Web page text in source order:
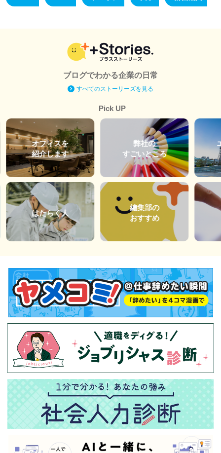
ブログでわかる企業の日常
すべてのストーリーズを見る
Pick UP
オフィスを
紹介します
はたらく人
弊社の
すごいところ
編集部の
おすすめ